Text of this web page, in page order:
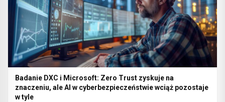
Badanie DXC i Microsoft: Zero Trust zyskuje na
znaczeniu, ale AI w cyberbezpieczeństwie wciąż pozostaje
w tyle